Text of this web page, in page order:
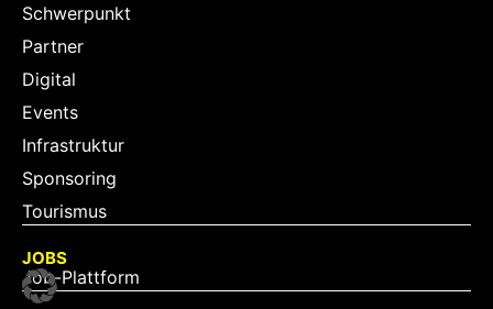
Schwerpunkt
Partner
Digital
Events
Infrastruktur
Sponsoring
Tourismus
JOBS
Job-Plattform